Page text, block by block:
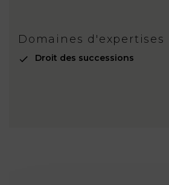
Domaines d'expertises
Droit des successions